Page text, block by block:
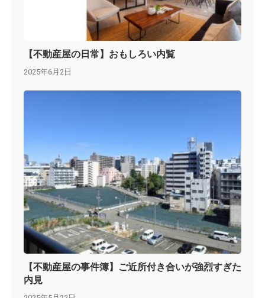
【不動産屋の日常】おもしろい内覧
2025年6月2日
【不動産屋の事件簿】ご近所付き合いが強烈すぎた
内見